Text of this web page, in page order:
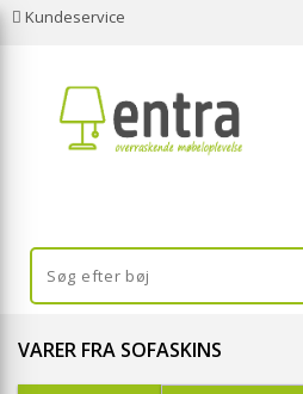
Kundeservice
VARER FRA SOFASKINS